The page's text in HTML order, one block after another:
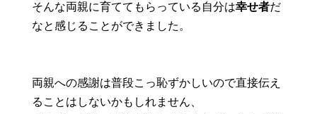
そんな両親に育ててもらっている自分は幸せ者だ
なと感じることができました。
両親への感謝は普段こっ恥ずかしいので直接伝え
ることはしないかもしれません、